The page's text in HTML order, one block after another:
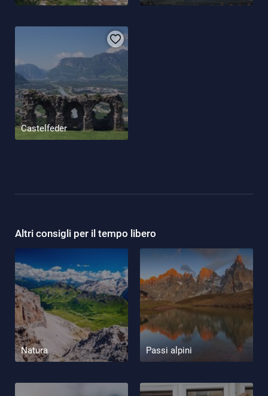
Castelfeder
Altri consigli per il tempo libero
Natura Passi alpini